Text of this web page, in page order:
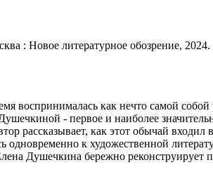
: Новое литературное обозрение,
воспринималась как нечто самой
- первое и наиболее
рассказывает, как этот обычай входил
одновременно к художественной
Душечкина бережно реконструирует